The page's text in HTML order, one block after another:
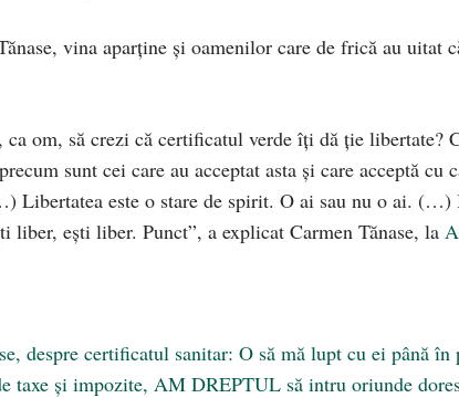
vina aparține şi oamenilor care de frică au uitat
om, să crezi că certificatul verde îţi dă ție libertate?
sunt cei care au acceptat asta şi care acceptă cu
Libertatea este o stare de spirit. O ai sau nu o ai. (…)
liber, ești liber. Punct”, a explicat Carmen Tănase, la
despre certificatul sanitar: O să mă lupt cu ei până în
taxe și impozite, AM DREPTUL să intru oriunde